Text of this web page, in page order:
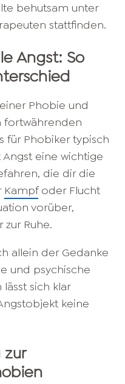
behutsam unter
stattfinden.
Angst: So
Phobie und
fortwährenden
für Phobiker typisch
eine wichtige
die dir die
Kampfoder Flucht
vorüber,
Ruhe.
allein der Gedanke
und psychische
sich klar
keine